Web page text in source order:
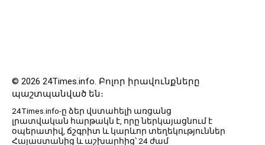
© 2026 24Times.info․ Բոլոր իրավունքները
պաշտպանված են։
24Times.info-ը ձեր վստահելի առցանց
լրատվական հարթակն է, որը ներկայացնում է
օպերատիվ, ճշգրիտ և կարևոր տեղեկություններ
Հայաստանից և աշխարհից՝ 24 ժամ